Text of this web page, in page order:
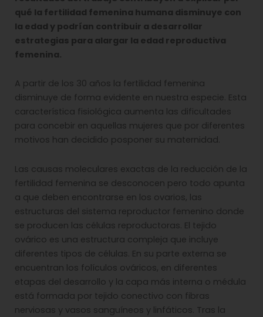
qué la fertilidad femenina humana disminuye con
la edad y podrían contribuir a desarrollar
estrategias para alargar la edad reproductiva
femenina.
A partir de los 30 años la fertilidad femenina
disminuye de forma evidente en nuestra especie. Esta
característica fisiológica aumenta las dificultades
para concebir en aquellas mujeres que por diferentes
motivos han decidido posponer su maternidad.
Las causas moleculares exactas de la reducción de la
fertilidad femenina se desconocen pero todo apunta
a que deben encontrarse en los ovarios, las
estructuras del sistema reproductor femenino donde
se producen las células reproductoras. El tejido
ovárico es una estructura compleja que incluye
diferentes tipos de células. En su parte externa se
encuentran los folículos ováricos, en diferentes
etapas del desarrollo y la capa más interna o médula
está formada por tejido conectivo con fibras
nerviosas y vasos sanguíneos y linfáticos. Tras la